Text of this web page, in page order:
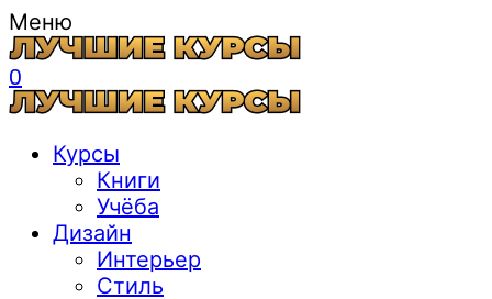
Меню
0
Курсы
Книги
Учёба
Дизайн
Интерьер
Стиль